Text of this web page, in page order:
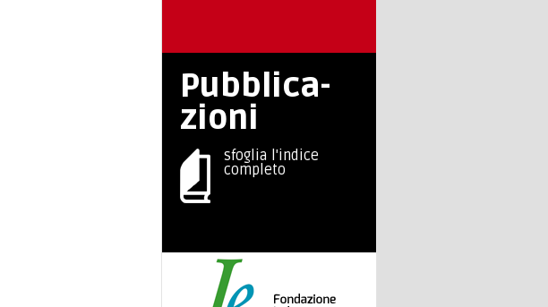
Pubblica-
zioni
sfoglia l'indice
completo